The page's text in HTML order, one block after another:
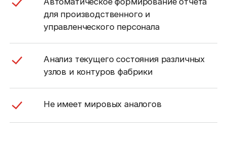
для производственного и
управленческого персонала
Анализ текущего состояния различных
узлов и контуров фабрики
Не имеет мировых аналогов